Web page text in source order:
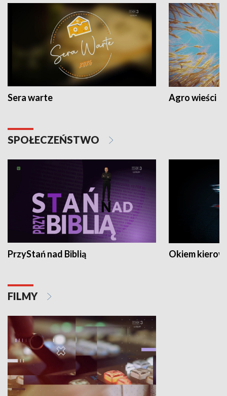
Sera warte Agro wieści
SPOŁECZEŃSTWO
PrzyStań nad Biblią Okiem
FILMY